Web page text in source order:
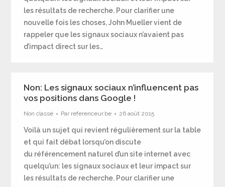
les résultats de recherche. Pour clarifier une
nouvelle fois les choses, John Mueller vient de
rappeler que les signaux sociaux n’avaient pas
d’impact direct sur les…
Non: Les signaux sociaux n’influencent pas
vos positions dans Google !
Non classé Par referenceur.be 26 août 2015
Voilà un sujet qui revient régulièrement sur la table
et qui fait débat lorsqu’on discute
du référencement naturel d’un site internet avec
quelqu’un: les signaux sociaux et leur impact sur
les résultats de recherche. Pour clarifier une